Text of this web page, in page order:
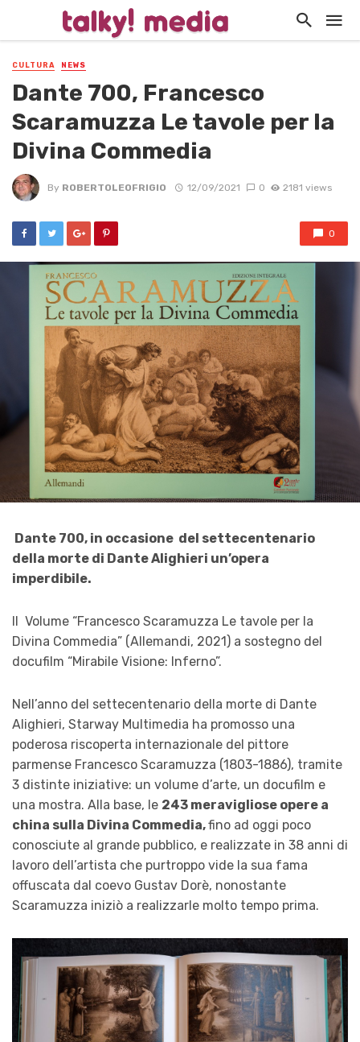
CULTURA NEWS
Dante 700, Francesco
Scaramuzza Le tavole per la
Divina Commedia
By ROBERTOLEOFRIGIO 12/09/2021 0 2181 views
0
Dante 700, in occasione del settecentenario
della morte di Dante Alighieri un’opera
imperdibile.
Il Volume “Francesco Scaramuzza Le tavole per la
Divina Commedia” (Allemandi, 2021) a sostegno del
docufilm “Mirabile Visione: Inferno”.
Nell’anno del settecentenario della morte di Dante
Alighieri, Starway Multimedia ha promosso una
poderosa riscoperta internazionale del pittore
parmense Francesco Scaramuzza (1803-1886), tramite
3 distinte iniziative: un volume d’arte, un docufilm e
una mostra. Alla base, le 243 meravigliose opere a
china sulla Divina Commedia,fino ad oggi poco
conosciute al grande pubblico, e realizzate in 38 anni di
lavoro dell’artista che purtroppo vide la sua fama
offuscata dal coevo Gustav Dorè, nonostante
Scaramuzza iniziò a realizzarle molto tempo prima.